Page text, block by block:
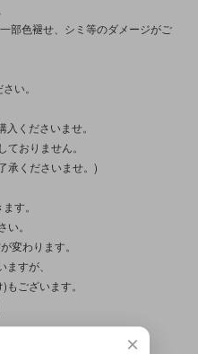
部色褪せ、シミ等のダメージがご
い。
くださいませ。
おりません。
承くださいませ。)
す。
。
変わります。
すが、
ございます。
。 ×